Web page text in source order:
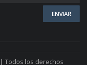
Todos los derechos